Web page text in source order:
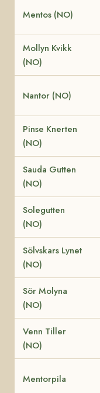
Mentos (NO)
Mollyn Kvikk
(NO)
Nantor (NO)
Pinse Knerten
(NO)
Sauda Gutten
(NO)
Solegutten
(NO)
Sölvskars Lynet
(NO)
Sör Molyna
(NO)
Venn Tiller
(NO)
Mentorpila